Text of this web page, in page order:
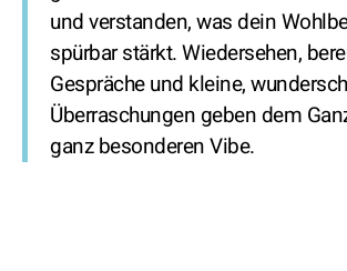
und verstanden, was dein
spürbar stärkt. Wiedersehen,
Gespräche und kleine,
Überraschungen geben dem
ganz besonderen Vibe.